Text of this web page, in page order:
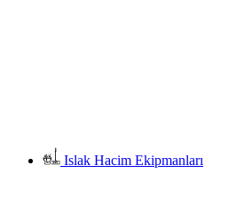
Islak Hacim Ekipmanları